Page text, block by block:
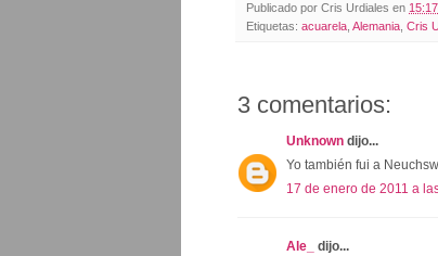
Publicado por Cris Urdiales en 15:17
Etiquetas: acuarela Alemania Cris
3 comentarios:
Unknown dijo...
Yo también fui a
17 de enero de 2011 a
Ale_
dijo...